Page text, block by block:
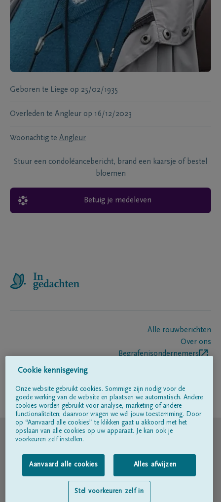
Geboren te Liege op 25/02/1935
Overleden te Angleur op 16/12/2023
Woonachtig te Angleur
Stuur een condoléancebericht, brand een kaarsje of bestel
bloemen
Betuig je medeleven
Alle rouwberichten
Over ons
Begrafenisondernemers
Volg ons op
© DELA
Gebruiksvoorwaarden
Privacyverklaring
Toegankelijkheidsverklaring
Cookie kennisgeving
Onze website gebruikt cookies. Sommige zijn nodig voor de
goede werking van de website en plaatsen we automatisch. Andere
cookies worden gebruikt voor analyse, marketing of andere
functionaliteiten; daarvoor vragen we wél jouw toestemming. Door
op “Aanvaard alle cookies” te klikken gaat u akkoord met het
opslaan van alle cookies op uw apparaat. Je kan ook je
voorkeuren zelf instellen.
Aanvaard alle cookies Alles afwijzen
Stel voorkeuren zelf in